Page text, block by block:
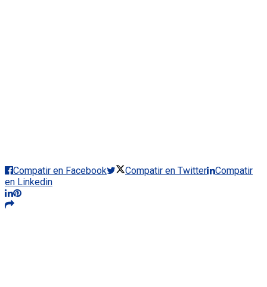
Compatir en Facebook Compatir en Twitter
Compatir
en Linkedin